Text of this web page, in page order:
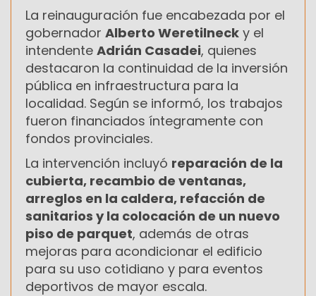
La reinauguración fue encabezada por el
gobernador Alberto Weretilneck y el
intendente Adrián Casadei, quienes
destacaron la continuidad de la inversión
pública en infraestructura para la
localidad. Según se informó, los trabajos
fueron financiados íntegramente con
fondos provinciales.
La intervención incluyó reparación de la
cubierta, recambio de ventanas,
arreglos en la caldera, refacción de
sanitarios y la colocación de un nuevo
piso de parquet, además de otras
mejoras para acondicionar el edificio
para su uso cotidiano y para eventos
deportivos de mayor escala.